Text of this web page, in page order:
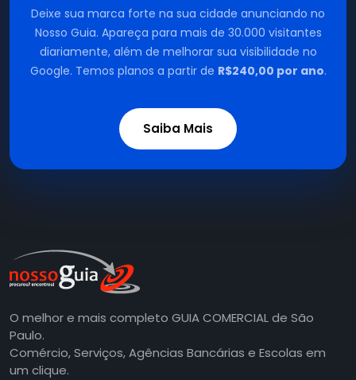
Deixe sua marca forte na sua cidade anunciando no
Nosso Guia. Apareça para mais de 30.000 visitantes
diariamente, além de melhorar sua visibilidade no
Google. Temos planos a partir de R$240,00 por ano.
Saiba Mais
O melhor e mais completo GUIA COMERCIAL de São
Paulo.
Comércio, Serviços, Agências Bancárias e Escolas em
um clique.